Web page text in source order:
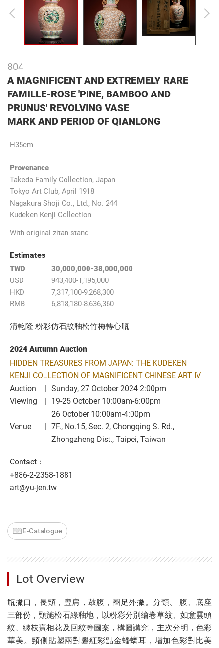
804
A MAGNIFICENT AND EXTREMELY RARE
FAMILLE-ROSE 'PINE, BAMBOO AND
PRUNUS' REVOLVING VASE
MARK AND PERIOD OF QIANLONG
H35cm
Provenance
Takeda Family Collection, Japan
Tokyo Art Club, April 1918
Nagakura Shoji Co., Ltd., No. 244
Kudeken Kenji Collection
With original zitan stand
Estimates
TWD
30,000,000-38,000,000
USD
943,400-1,195,000
HKD
7,317,100-9,268,300
RMB
6,818,180-8,636,360
清乾隆 粉彩仿石紋釉松竹梅轉心瓶
2024 Autumn Auction
HIDDEN TREASURES FROM JAPAN: THE KUDEKEN
KENJI COLLECTION OF MAGNIFICENT CHINESE ART IV
Auction
Sunday, 27 October 2024 2:00pm
Viewing
19-25 October 10:00am-6:00pm
26 October 10:00am-4:00pm
Venue
7F., No.15, Sec. 2, Chongqing S. Rd.,
Zhongzheng Dist., Taipei, Taiwan
Contact：
+886-2-2358-1881
art@yu-jen.tw
E-Catalogue
Lot Overview
瓶撇口，長頸，豐肩，鼓腹，圈足外撇。分頸、 腹、底座
三部份，頸施松石綠釉地，以粉彩分別繪卷草紋、如意雲頭
紋、纏枝寶相花及回紋等圖案，構圖講究，主次分明，色彩
華美。頸側貼塑兩對礬紅彩點金蟠螭耳，增加色彩對比美